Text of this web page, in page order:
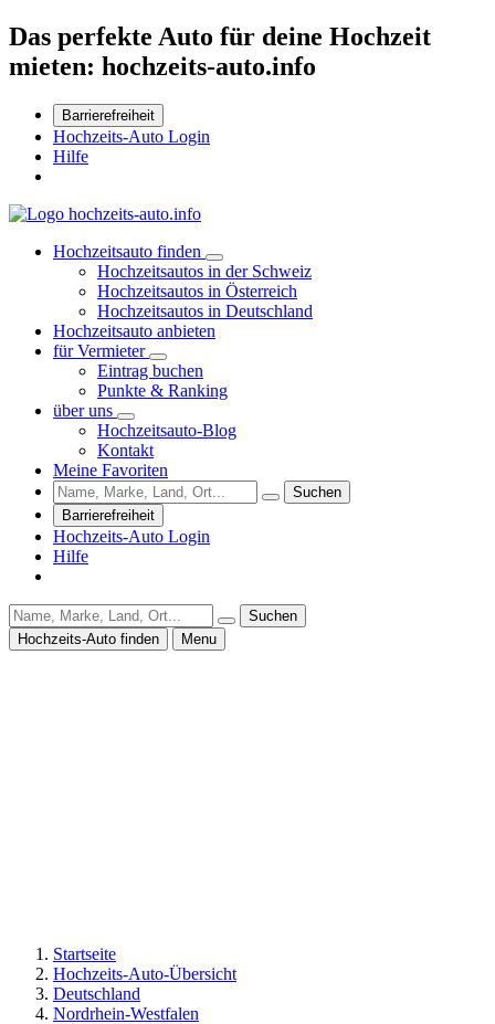
Das perfekte Auto für deine Hochzeit
mieten: hochzeits-auto.info
Barrierefreiheit
Hochzeits-Auto Login
Hilfe
Hochzeitsauto finden
Hochzeitsautos in der Schweiz
Hochzeitsautos in Österreich
Hochzeitsautos in Deutschland
Hochzeitsauto anbieten
für Vermieter
Eintrag buchen
Punkte & Ranking
über uns
Hochzeitsauto-Blog
Kontakt
Meine Favoriten
Suchen
Barrierefreiheit
Hochzeits-Auto Login
Hilfe
Suchen
Hochzeits-Auto finden
Menu
Startseite
Hochzeits-Auto-Übersicht
Deutschland
Nordrhein-Westfalen